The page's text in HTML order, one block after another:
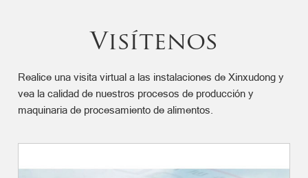
Visítenos
Realice una visita virtual a las instalaciones de Xinxudong y
vea la calidad de nuestros procesos de producción y
maquinaria de procesamiento de alimentos.